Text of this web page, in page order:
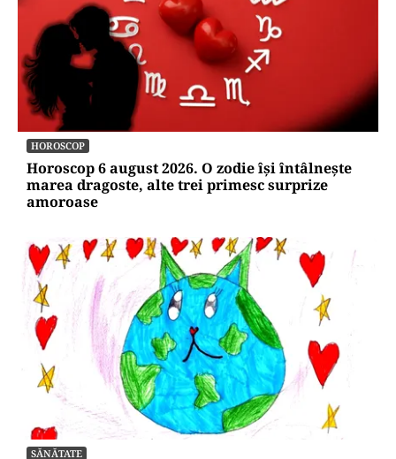
HOROSCOP
Horoscop 6 august 2026. O zodie își întâlnește
marea dragoste, alte trei primesc surprize
amoroase
SĂNĂTATE